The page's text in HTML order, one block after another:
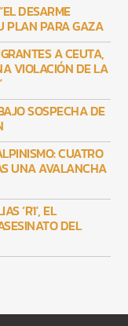
DESARME
PLAN PARA GAZA
A CEUTA,
VIOLACIÓN DE LA
SOSPECHA DE
CUATRO
UNA AVALANCHA
‘R1′, EL
DEL